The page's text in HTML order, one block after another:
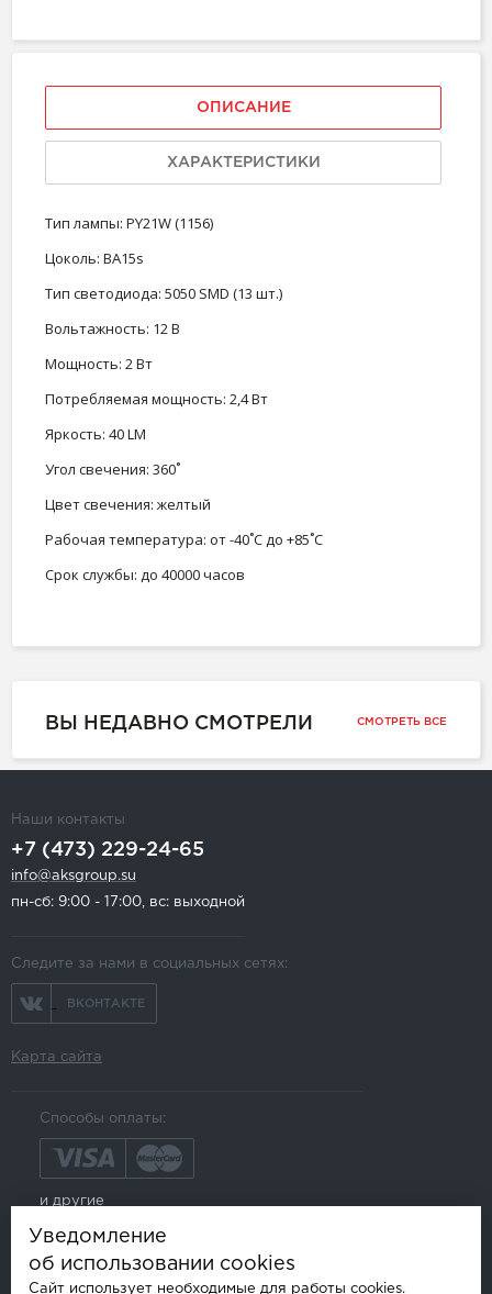
ОПИСАНИЕ
ХАРАКТЕРИСТИКИ
Тип лампы: PY21W (1156)
Цоколь: BA15s
Тип светодиода: 5050 SMD (13 шт.)
Вольтажность: 12 В
Мощность: 2 Вт
Потребляемая мощность: 2,4 Вт
Яркость: 40 LM
Угол свечения: 360˚
Цвет свечения: желтый
Рабочая температура: от -40˚С до +85˚С
Срок службы: до 40000 часов
ВЫ НЕДАВНО СМОТРЕЛИ СМОТРЕТЬ ВСЕ
Наши контакты
+7 (473) 229-24-65
info@aksgroup.su
пн-сб: 9:00 - 17:00, вс: выходной
Следите за нами в социальных сетях:
ВКОНТАКТЕ
Карта сайта
Способы оплаты:
и другие
Уведомление
об использовании cookies
Сайт использует необходимые для работы cookies.